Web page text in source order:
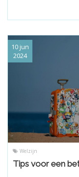
10 jun
2024
Welzijn
Tips voor een